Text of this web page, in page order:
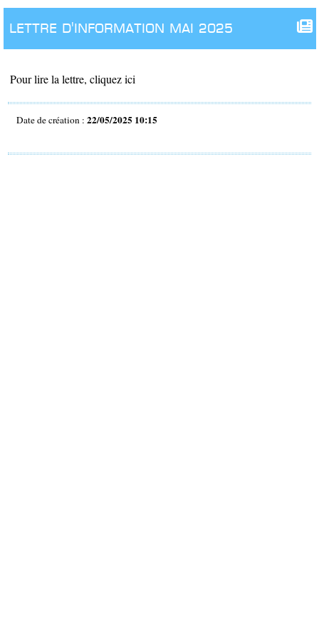
lettre d'information mai 2025
Pour lire la lettre, cliquez ici
Date de création : 22/05/2025 10:15